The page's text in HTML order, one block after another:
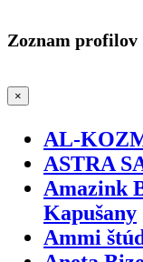
Zoznam profilov
×
AL-
ASTRA
Amazink
Kapušany
Ammi